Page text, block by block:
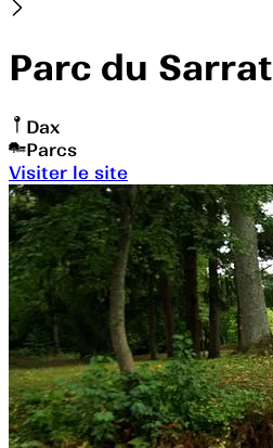
Parc du Sarrat
Dax
Parcs
Visiter le site